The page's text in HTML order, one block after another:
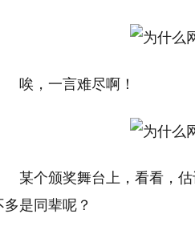
唉，一言难尽啊！
某个颁奖舞台上，看看，
多是同辈呢？